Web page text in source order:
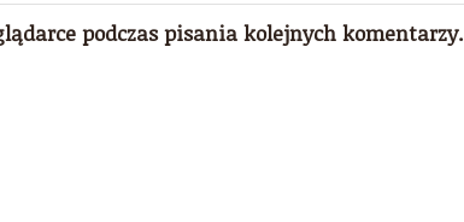
podczas pisania kolejnych komentarzy.